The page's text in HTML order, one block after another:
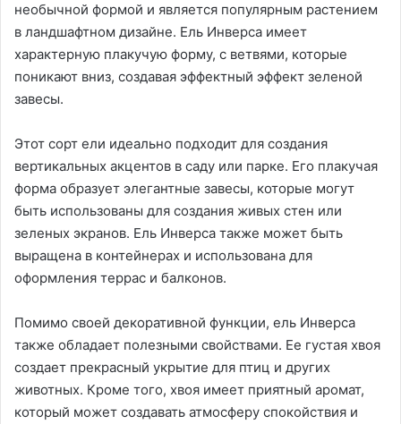
необычной формой и является популярным растением
в ландшафтном дизайне. Ель Инверса имеет
характерную плакучую форму, с ветвями, которые
поникают вниз, создавая эффектный эффект зеленой
завесы.
Этот сорт ели идеально подходит для создания
вертикальных акцентов в саду или парке. Его плакучая
форма образует элегантные завесы, которые могут
быть использованы для создания живых стен или
зеленых экранов. Ель Инверса также может быть
выращена в контейнерах и использована для
оформления террас и балконов.
Помимо своей декоративной функции, ель Инверса
также обладает полезными свойствами. Ее густая хвоя
создает прекрасный укрытие для птиц и других
животных. Кроме того, хвоя имеет приятный аромат,
который может создавать атмосферу спокойствия и